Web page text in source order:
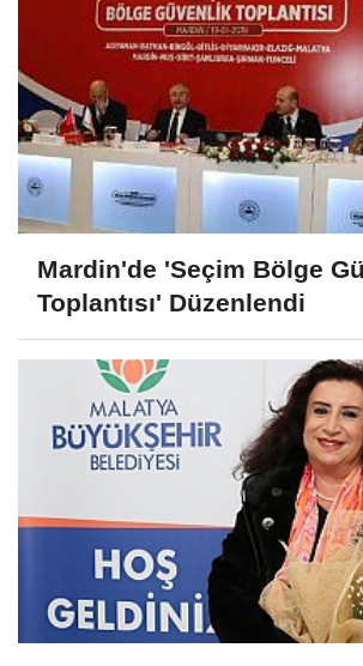
Mardin'de 'Seçim Bölge
Toplantısı' Düzenlendi